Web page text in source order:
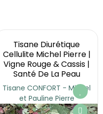
Tisane Diurétique
Cellulite Michel Pierre |
Vigne Rouge & Cassis |
Santé De La Peau
Tisane CONFORT - Michel
et Pauline Pierre